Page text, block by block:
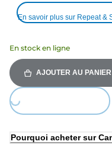
En savoir plus sur Repeat &
En stock en ligne
AJOUTER AU PANIER
Loading...
Pourquoi acheter sur